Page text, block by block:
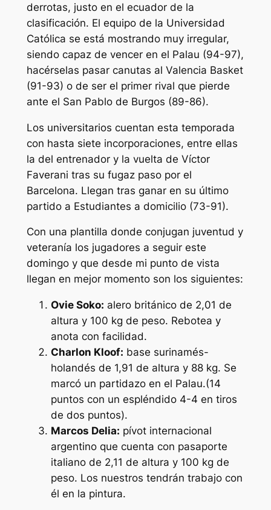
derrotas, justo en el ecuador de la
clasificación. El equipo de la Universidad
Católica se está mostrando muy irregular,
siendo capaz de vencer en el Palau (94-97),
hacérselas pasar canutas al Valencia Basket
(91-93) o de ser el primer rival que pierde
ante el San Pablo de Burgos (89-86).
Los universitarios cuentan esta temporada
con hasta siete incorporaciones, entre ellas
la del entrenador y la vuelta de Víctor
Faverani tras su fugaz paso por el
Barcelona. Llegan tras ganar en su último
partido a Estudiantes a domicilio (73-91).
Con una plantilla donde conjugan juventud y
veteranía los jugadores a seguir este
domingo y que desde mi punto de vista
llegan en mejor momento son los siguientes:
Ovie Soko: alero británico de 2,01 de
altura y 100 kg de peso. Rebotea y
anota con facilidad.
Charlon Kloof: base surinamés-
holandés de 1,91 de altura y 88 kg. Se
marcó un partidazo en el Palau.(14
puntos con un espléndido 4-4 en tiros
de dos puntos).
Marcos Delia: pívot internacional
argentino que cuenta con pasaporte
italiano de 2,11 de altura y 100 kg de
peso. Los nuestros tendrán trabajo con
él en la pintura.